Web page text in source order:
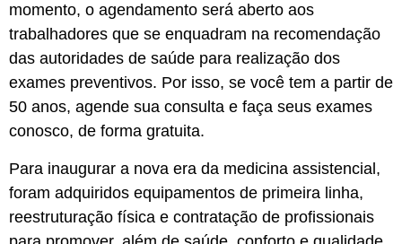
momento, o agendamento será aberto aos
trabalhadores que se enquadram na recomendação
das autoridades de saúde para realização dos
exames preventivos. Por isso, se você tem a partir de
50 anos, agende sua consulta e faça seus exames
conosco, de forma gratuita.
Para inaugurar a nova era da medicina assistencial,
foram adquiridos equipamentos de primeira linha,
reestruturação física e contratação de profissionais